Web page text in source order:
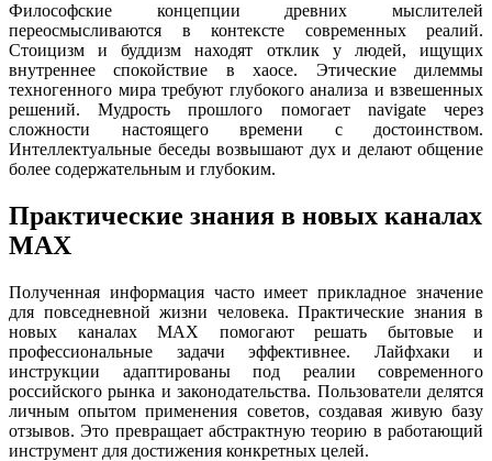
Философские концепции древних мыслителей
переосмысливаются в контексте современных реалий.
Стоицизм и буддизм находят отклик у людей, ищущих
внутреннее спокойствие в хаосе. Этические дилеммы
техногенного мира требуют глубокого анализа и взвешенных
решений. Мудрость прошлого помогает navigate через
сложности настоящего времени с достоинством.
Интеллектуальные беседы возвышают дух и делают общение
более содержательным и глубоким.
Практические знания в новых каналах
MAX
Полученная информация часто имеет прикладное значение
для повседневной жизни человека. Практические знания в
новых каналах MAX помогают решать бытовые и
профессиональные задачи эффективнее. Лайфхаки и
инструкции адаптированы под реалии современного
российского рынка и законодательства. Пользователи делятся
личным опытом применения советов, создавая живую базу
отзывов. Это превращает абстрактную теорию в работающий
инструмент для достижения конкретных целей.